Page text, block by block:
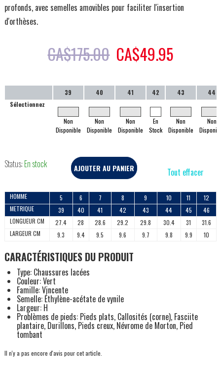
profonds, avec semelles amovibles pour faciliter l'insertion
d'orthèses.
CA$175.00 CA$49.95
39 40 41 42 43
44
Sélectionnez
Non
Disponible
Non
Disponible
Non
Disponible
En
Stock
Non
Disponible
Non
Status: En stock AJOUTER AU PANIER Tout effacer
HOMME 5 6 7 8 9 10 11
12
METRIQUE
39 40 41 42 43 44 45
46
LONGUEUR CM
27.4 28 28.6 29.2 29.8 30.4 31
31.6
LARGEUR CM
9.3 9.4 9.5 9.6 9.7 9.8 9.9 10
CARACTÉRISTIQUES DU PRODUIT
Type: Chaussures lacées
Couleur: Vert
Famille: Vincente
Semelle: Éthylène-acétate de vynile
Largeur: H
Problèmes de pieds: Pieds plats, Callosités (corne), Fasciite
plantaire, Durillons, Pieds creux, Névrome de Morton, Pied
tombant
Il n'y a pas encore d'avis pour cet article.